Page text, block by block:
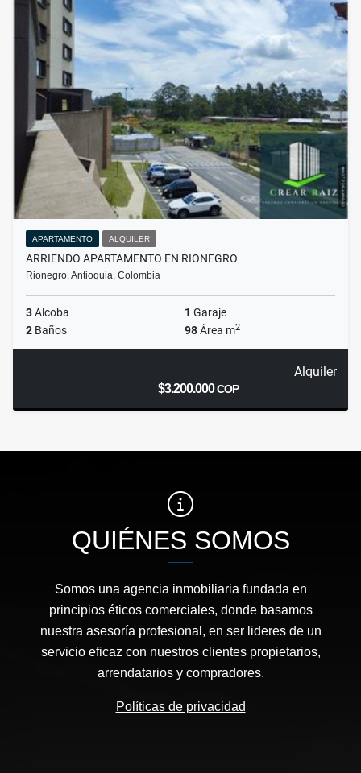
APARTAMENTO ALQUILER
ARRIENDO APARTAMENTO EN RIONEGRO
Rionegro, Antioquia, Colombia
3Alcoba 1 Garaje
2 Baños 98Área m2
Alquiler
$3.200.000COP
QUIÉNES SOMOS
Somos una agencia inmobiliaria fundada en
principios éticos comerciales, donde basamos
nuestra asesoría profesional, en ser lideres de un
servicio eficaz con nuestros clientes propietarios,
arrendatarios y compradores.
Políticas de privacidad